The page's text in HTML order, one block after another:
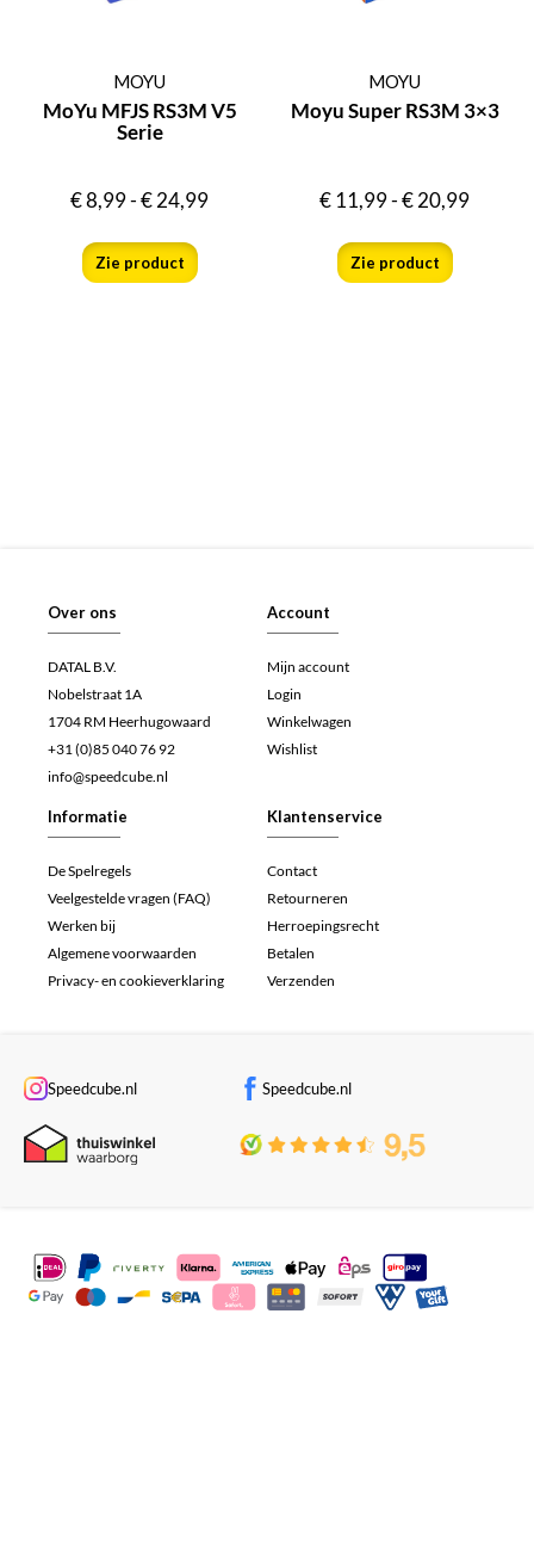
MOYU
MoYu MFJS RS3M V5
Serie
€8,99-€24,99
Zie product
MOYU
Moyu Super RS3M 3×3
€11,99-€20,99
Zie product
Over ons
DATAL B.V.
Nobelstraat 1A
1704 RM Heerhugowaard
+31 (0)85 040 76 92
info@speedcube.nl
Account
Mijn account
Login
Winkelwagen
Wishlist
Informatie
De Spelregels
Veelgestelde vragen (FAQ)
Werken bij
Algemene voorwaarden
Privacy- en cookieverklaring
Klantenservice
Contact
Retourneren
Herroepingsrecht
Betalen
Verzenden
Speedcube.nl Speedcube.nl